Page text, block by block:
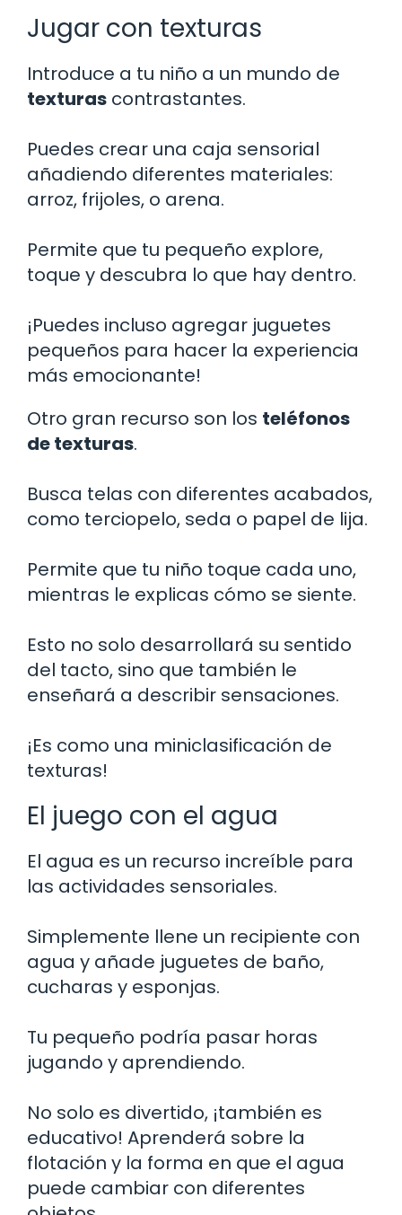
Jugar con texturas
Introduce a tu niño a un mundo de
texturas contrastantes.
Puedes crear una caja sensorial
añadiendo diferentes materiales:
arroz, frijoles, o arena.
Permite que tu pequeño explore,
toque y descubra lo que hay dentro.
¡Puedes incluso agregar juguetes
pequeños para hacer la experiencia
más emocionante!
Otro gran recurso son los teléfonos
de texturas.
Busca telas con diferentes acabados,
como terciopelo, seda o papel de lija.
Permite que tu niño toque cada uno,
mientras le explicas cómo se siente.
Esto no solo desarrollará su sentido
del tacto, sino que también le
enseñará a describir sensaciones.
¡Es como una miniclasificación de
texturas!
El juego con el agua
El agua es un recurso increíble para
las actividades sensoriales.
Simplemente llene un recipiente con
agua y añade juguetes de baño,
cucharas y esponjas.
Tu pequeño podría pasar horas
jugando y aprendiendo.
No solo es divertido, ¡también es
educativo! Aprenderá sobre la
flotación y la forma en que el agua
puede cambiar con diferentes